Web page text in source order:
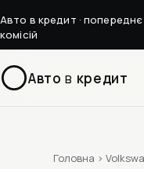
Авто в кредит ·
комісій
Авто в кредит
Головна ›